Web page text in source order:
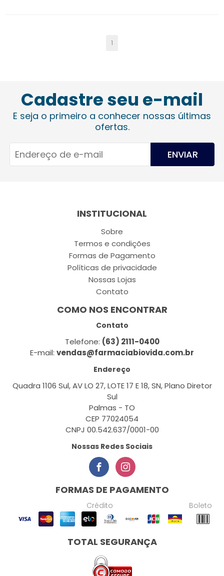
1
Cadastre seu e-mail
E seja o primeiro a conhecer nossas últimas
ofertas.
ENVIAR
INSTITUCIONAL
Sobre
Termos e condições
Formas de Pagamento
Políticas de privacidade
Nossas Lojas
Contato
COMO NOS ENCONTRAR
Contato
Telefone: (63) 2111-0400
E-mail: vendas@farmaciabiovida.com.br
Endereço
Quadra 1106 Sul, AV LO 27, LOTE 17 E 18, SN, Plano Diretor
Sul
Palmas - TO
CEP 77024054
CNPJ 00.542.637/0001-00
Nossas Redes Sociais
FORMAS DE PAGAMENTO
Crédito Boleto
TOTAL SEGURANÇA